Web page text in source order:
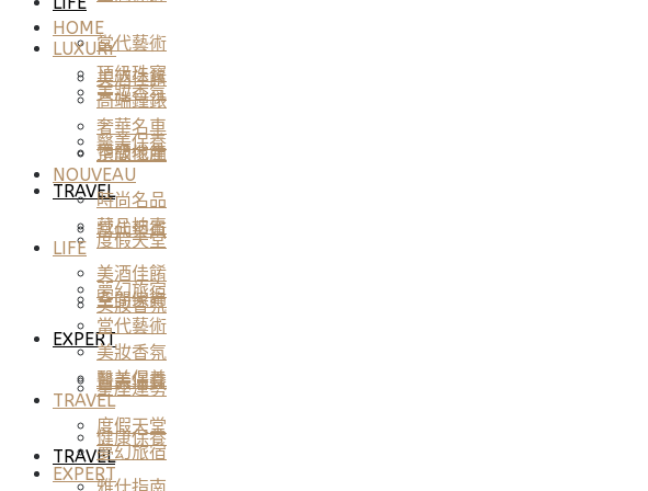
美酒佳餚
空間傢飾
當代藝術
美妝香氛
醫美保養
TRAVEL
當代藝術
美妝香氛
醫美保養
TRAVEL
度假天堂
夢幻旅宿
EXPERT
星座運勢
健康保養
HOME
LUXURY
頂級珠寶
高端鐘錶
奢華名車
頂級地產
NOUVEAU
時尚名品
藏品拍賣
LIFE
美酒佳餚
空間傢飾
當代藝術
美妝香氛
醫美保養
TRAVEL
度假天堂
夢幻旅宿
EXPERT